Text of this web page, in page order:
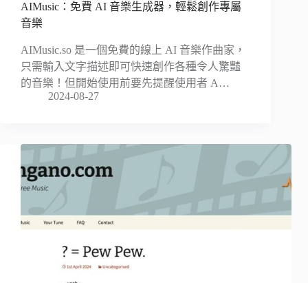
AIMusic：免費 AI 音樂生成器，輕鬆創作專屬
音樂
AIMusic.so 是一個免費的線上 AI 音樂作曲家，
只需輸入文字描述即可快速創作各種令人驚豔
的音樂！但開始使用前要先提醒使用者 A…
2024-08-27